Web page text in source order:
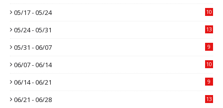
05/17 - 05/24 10
05/24 - 05/31 13
05/31 - 06/07 9
06/07 - 06/14 10
06/14 - 06/21 9
06/21 - 06/28 13